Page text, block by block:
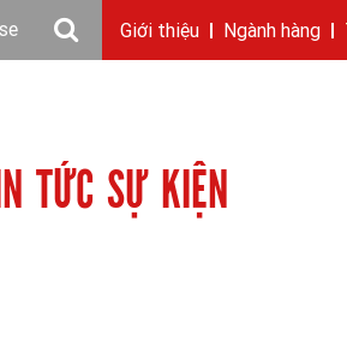
Giới thiệu Ngành hàng
TỨC SỰ KIỆN